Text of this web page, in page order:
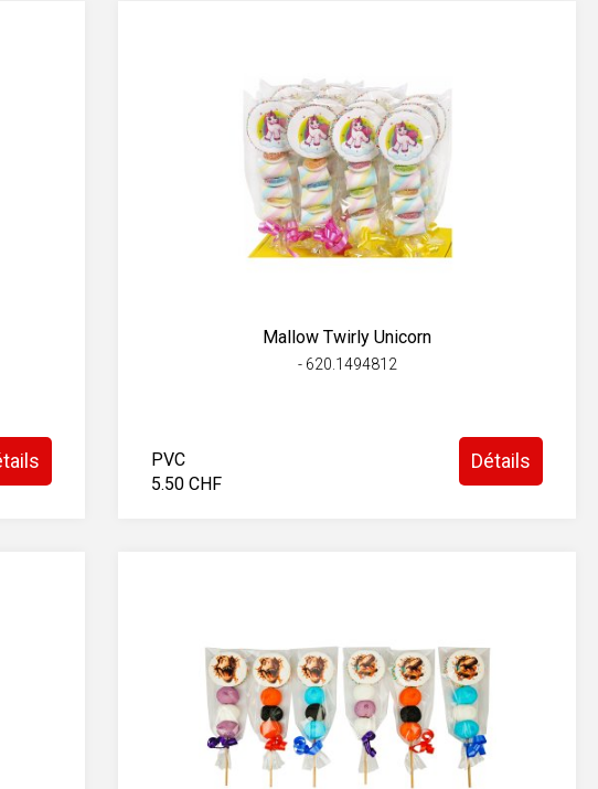
Mallow Twirly Unicorn
- 620.1494812
PVC
5.50 CHF
Détails